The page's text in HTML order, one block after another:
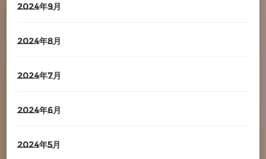
2024年9月
2024年8月
2024年7月
2024年6月
2024年5月